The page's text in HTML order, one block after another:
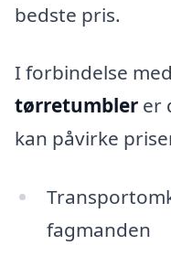
bedste pris.
I forbindelse med
tørretumbler er
kan påvirke
fagmanden